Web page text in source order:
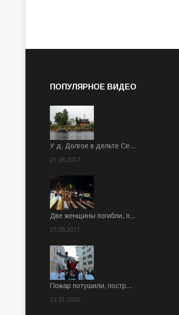
ПОПУЛЯРНОЕ ВИДЕО
У д. Долгое в дельте Се…
21.08.2017
Две женщины погибли, п…
27.08.2017
Пожар потушили, постр…
23.01.2020